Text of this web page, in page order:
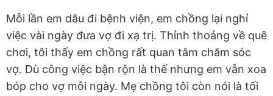
Mỗi lần em dâu đi bệnh viện, em chồng lại nghỉ
việc vài ngày đưa vợ đi xạ trị. Thỉnh thoảng về quê
chơi, tôi thấy em chồng rất quan tâm chăm sóc
vợ. Dù công việc bận rộn là thế nhưng em vẫn xoa
bóp cho vợ mỗi ngày. Mẹ chồng tôi còn nói là tối